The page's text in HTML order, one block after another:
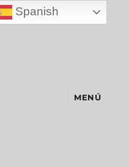
MENÚ
Spanish